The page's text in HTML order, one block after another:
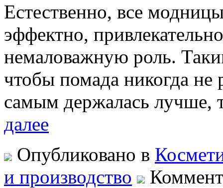
Естественно, все
эффектно,
немаловажную роль.
чтобы помада никогда не
самым держалась лучше,
далее
Опубликовано в
и производство